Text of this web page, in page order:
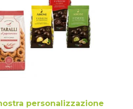
personalizzazione